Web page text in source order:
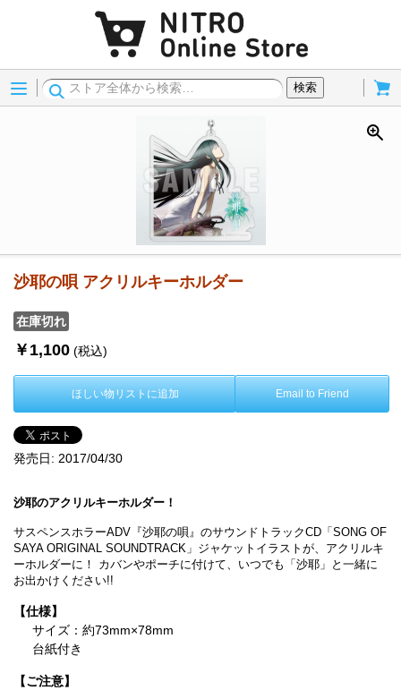
Menu
検索
沙耶の唄 アクリルキーホルダー
在庫切れ
￥1,100 (税込)
ほしい物リストに追加 Email to Friend
発売日: 2017/04/30
沙耶のアクリルキーホルダー！
サスペンスホラーADV『沙耶の唄』のサウンドトラックCD「SONG OF
SAYA ORIGINAL SOUNDTRACK」ジャケットイラストが、アクリルキ
ーホルダーに！ カバンやポーチに付けて、いつでも「沙耶」と一緒に
お出かけください!!
【仕様】
サイズ：約73mm×78mm
台紙付き
【ご注意】